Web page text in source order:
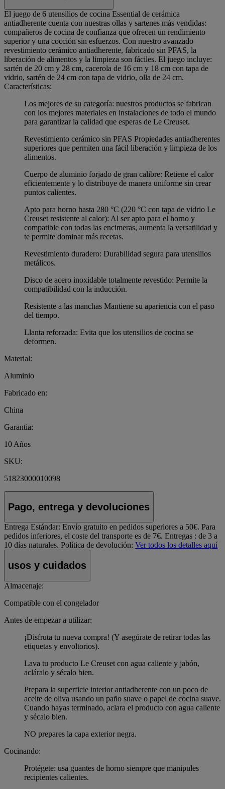
El juego de 6 utensilios de cocina Essential de cerámica
antiadherente cuenta con nuestras ollas y sartenes más vendidas:
compañeros de cocina de confianza que ofrecen un rendimiento
superior y una cocción sin esfuerzos. Con nuestro avanzado
revestimiento cerámico antiadherente, fabricado sin PFAS, la
liberación de alimentos y la limpieza son fáciles. El juego incluye:
sartén de 20 cm y 28 cm, cacerola de 16 cm y 18 cm con tapa de
vidrio, sartén de 24 cm con tapa de vidrio, olla de 24 cm.
Características:
Los mejores de su categoría: nuestros productos se fabrican
con los mejores materiales en instalaciones de todo el mundo
para garantizar la calidad que esperas de Le Creuset.
Revestimiento cerámico sin PFAS Propiedades antiadherentes
superiores que permiten una fácil liberación y limpieza de los
alimentos.
Cuerpo de aluminio forjado de gran calibre: Retiene el calor
eficientemente y lo distribuye de manera uniforme sin crear
puntos calientes.
Apto para horno hasta 280 °C (220 °C con tapa de vidrio Le
Creuset resistente al calor): Al ser apto para el horno y
compatible con todas las encimeras, aumenta la versatilidad y
te permite dominar más recetas.
Revestimiento duradero: Durabilidad segura para utensilios
metálicos.
Disco de acero inoxidable totalmente revestido: Permite la
compatibilidad con la inducción.
Resistente a las manchas Mantiene su apariencia con el paso
del tiempo.
Llanta reforzada: Evita que los utensilios de cocina se
deformen.
Material:
Aluminio
Fabricado en:
China
Garantía:
10 Años
SKU:
51823000010098
Pago, entrega y devoluciones
Entrega Estándar: Envío gratuito en pedidos superiores a 50€. Para
pedidos inferiores, el coste del transporte es de 7€. Entregas : de 3 a
10 días naturales. Política de devolución: Ver todos los detalles aquí
usos y cuidados
Almacenaje:
Compatible con el congelador
Antes de empezar a utilizar:
¡Disfruta tu nueva compra! (Y asegúrate de retirar todas las
etiquetas y envoltorios).
Lava tu producto Le Creuset con agua caliente y jabón,
acláralo y sécalo bien.
Prepara la superficie interior antiadherente con un poco de
aceite de oliva usando un paño suave o papel de cocina suave.
Cuando hayas terminado, aclara el producto con agua caliente
y sécalo bien.
NO prepares la capa exterior negra.
Cocinando:
Protégete: usa guantes de horno siempre que manipules
recipientes calientes.